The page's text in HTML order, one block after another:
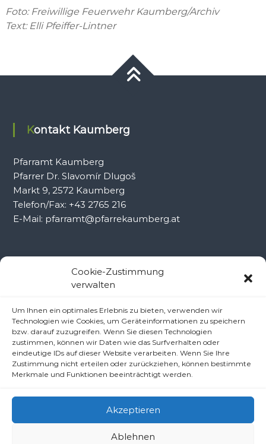
Cookie-Zustimmung
verwalten
Um Ihnen ein optimales Erlebnis zu bieten, verwenden wir
Technologien wie Cookies, um Geräteinformationen zu speichern
bzw. darauf zuzugreifen. Wenn Sie diesen Technologien
zustimmen, können wir Daten wie das Surfverhalten oder
eindeutige IDs auf dieser Website verarbeiten. Wenn Sie Ihre
Zustimmung nicht erteilen oder zurückziehen, können bestimmte
Merkmale und Funktionen beeinträchtigt werden.
Akzeptieren
Ablehnen
Foto: Freiwillige Feuerwehr Kaumberg/Archiv
Text: Elli Pfeiffer-Lintner
Kontakt Kaumberg
Pfarramt Kaumberg
Pfarrer Dr. Slavomír Dlugoš
Markt 9, 2572 Kaumberg
Telefon/Fax: +43 2765 216
E-Mail: pfarramt@pfarrekaumberg.at
Kontakt Ramsau
Pfarrer Dr. Slavomír Dlugoš
Oberdörfl 8, 3172 Ramsau
Telefon: +43 2764 8240
E-Mail: pfarre.ramsau@gmx.at
Pfarren unter derAraburg